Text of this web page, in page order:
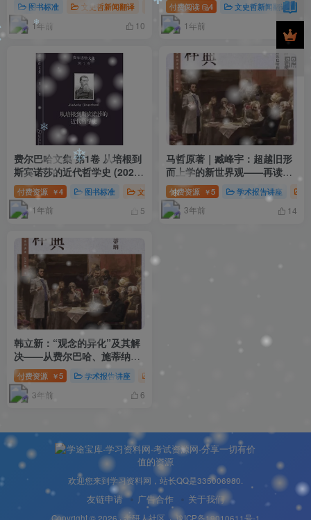
图书标准 文史哲新闻翻译 德国古典哲学 费尔巴哈
1年前 10
付费阅读 4 文史哲新闻翻译
1年前
费尔巴哈文集 第1卷 从培根到
斯宾诺莎的近代哲学史 (2022
年版)可搜索pdf
付费资源 ￥4 图书标准 文史哲新闻翻译 德国古典哲学
1年前 5
马哲原著｜臧峰宇：超越旧形
而上学的新世界观——再读
《路德维希·费尔巴哈和德国古
典哲学的终结》20230316
付费资源 ￥5 学术报告讲座
3年前 14
韩立新：“观念的异化”及其解
决——从费尔巴哈、施蒂纳到
马克思｜经典与阐释：马克思
主义哲学原著研读系列讲座第
一季
付费资源 ￥5 学术报告讲座 讲座报告
3年前 6
欢迎您来到学习资料网，站长QQ是335006980.
友链申请 广告合作 关于我们
❄
❄
❄
❄